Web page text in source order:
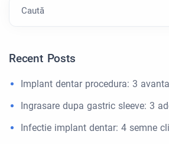
Caută
Recent Posts
Implant dentar procedura: 3
Ingrasare dupa gastric sleeve: 3
Infectie implant dentar: 4 semne